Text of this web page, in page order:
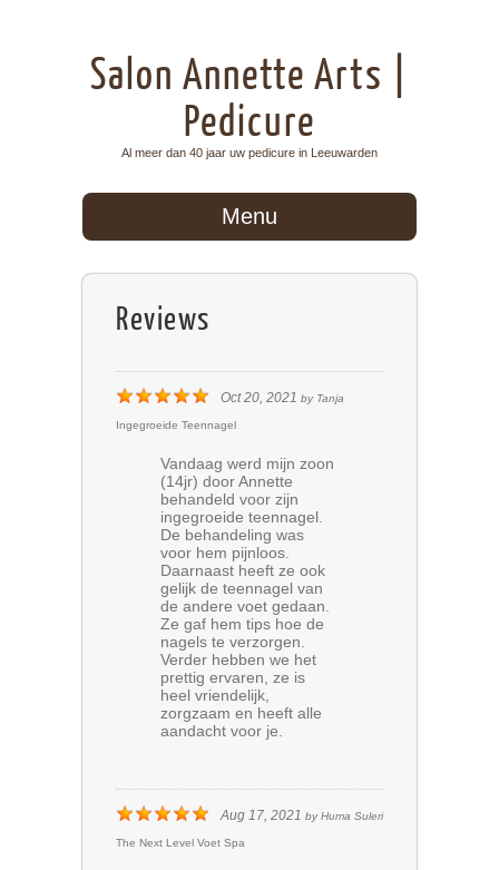
Salon Annette Arts |
Pedicure
Al meer dan 40 jaar uw pedicure in Leeuwarden
Menu
Reviews
Oct 20, 2021 by Tanja
Ingegroeide Teennagel
Vandaag werd mijn zoon
(14jr) door Annette
behandeld voor zijn
ingegroeide teennagel.
De behandeling was
voor hem pijnloos.
Daarnaast heeft ze ook
gelijk de teennagel van
de andere voet gedaan.
Ze gaf hem tips hoe de
nagels te verzorgen.
Verder hebben we het
prettig ervaren, ze is
heel vriendelijk,
zorgzaam en heeft alle
aandacht voor je.
Aug 17, 2021 byHuma Suleri
The Next Level Voet Spa